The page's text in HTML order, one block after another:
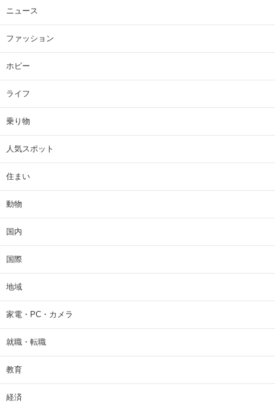
ニュース
ファッション
ホビー
ライフ
乗り物
人気スポット
住まい
動物
国内
国際
地域
家電・PC・カメラ
就職・転職
教育
経済